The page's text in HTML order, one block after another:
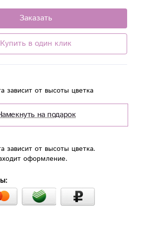
Заказать
Купить в один клик
зависит от высоты цветка
на подарок
зависит от высоты цветка.
оформление.